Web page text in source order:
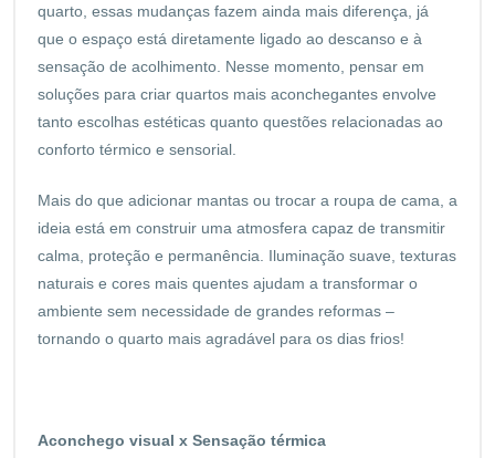
quarto, essas mudanças fazem ainda mais diferença, já
que o espaço está diretamente ligado ao descanso e à
sensação de acolhimento. Nesse momento, pensar em
soluções para criar quartos mais aconchegantes envolve
tanto escolhas estéticas quanto questões relacionadas ao
conforto térmico e sensorial.
Mais do que adicionar mantas ou trocar a roupa de cama, a
ideia está em construir uma atmosfera capaz de transmitir
calma, proteção e permanência. Iluminação suave, texturas
naturais e cores mais quentes ajudam a transformar o
ambiente sem necessidade de grandes reformas –
tornando o quarto mais agradável para os dias frios!
Aconchego visual x Sensação térmica